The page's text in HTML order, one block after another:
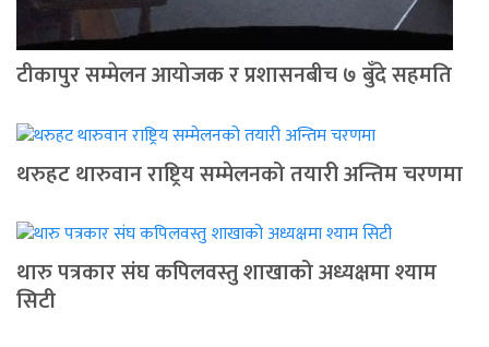
टीकापुर सम्मेलन आयोजक र प्रशासनबीच ७ बुँदे सहमति
थरुहट थारुवान राष्ट्रिय सम्मेलनको तयारी अन्तिम चरणमा
थारु पत्रकार संघ कपिलवस्तु शाखाको अध्यक्षमा श्याम
सिटी